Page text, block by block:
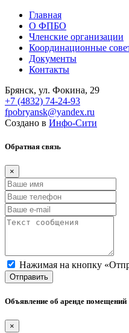
Главная
О ФПБО
Членские организации
Координационные
Документы
Контакты
Брянск, ул. Фокина, 29
+7 (4832) 74-24-93
fpobryansk@yandex.ru
Создано в Инфо-Сити
Обратная связь
×
Нажимая на кнопку
Отправить
Объявление об аренде помещений
×